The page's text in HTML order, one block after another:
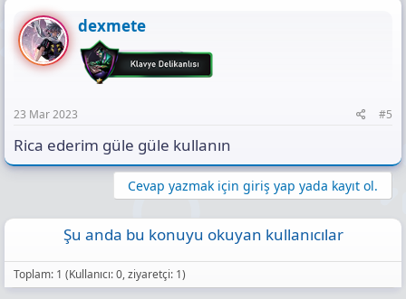
dexmete
23 Mar 2023 #5
Rica ederim güle güle kullanın
Cevap yazmak için giriş yap yada kayıt ol.
Şu anda bu konuyu okuyan kullanıcılar
Toplam: 1 (Kullanıcı: 0, ziyaretçi: 1)